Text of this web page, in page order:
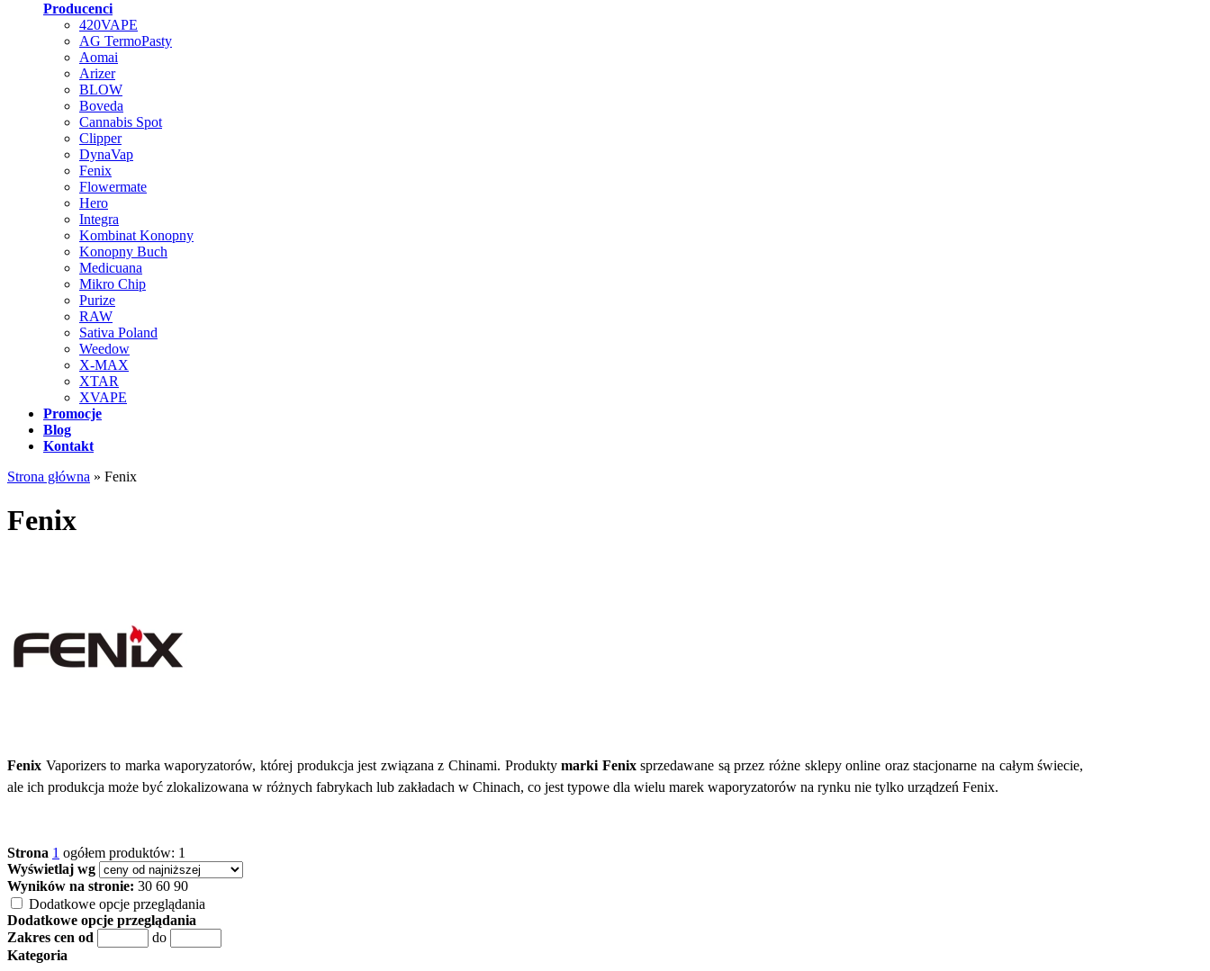
Producenci
420VAPE
AG TermoPasty
Aomai
Arizer
BLOW
Boveda
Cannabis Spot
Clipper
DynaVap
Fenix
Flowermate
Hero
Integra
Kombinat Konopny
Konopny Buch
Medicuana
Mikro Chip
Purize
RAW
Sativa Poland
Weedow
X-MAX
XTAR
XVAPE
Promocje
Blog
Kontakt
Strona główna » Fenix
Fenix
Fenix Vaporizers to marka waporyzatorów, której produkcja jest związana z Chinami. Produktymarki Fenixsprzedawane są przez różne sklepy online oraz stacjonarne na całym świecie,
ale ich produkcja może być zlokalizowana w różnych fabrykach lub zakładach w Chinach, co jest typowe dla wielu marek waporyzatorów na rynku nie tylko urządzeń Fenix.
Strona 1 ogółem produktów: 1
Wyświetlaj wg
Wyników na stronie: 30 60 90
Dodatkowe opcje przeglądania
Dodatkowe opcje przeglądania
Zakres cen od
do
Kategoria